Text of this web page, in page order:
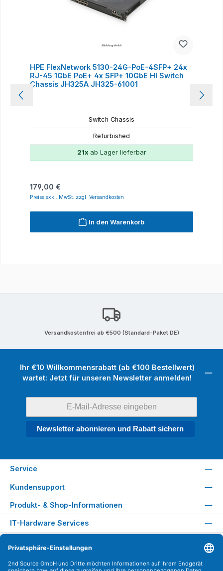
HPE FlexNetwork 5130-24G-PoE-4SFP+ 24x
RJ-45 1GbE PoE+ 4x SFP+ 10GbE HI Switch
Chassis JH325A JH325-61001
Switch Chassis
Refurbished
21xab Lager lieferbar
Regulärer Preis:
179,00 €
Preise exkl. MwSt. zzgl. Versandkosten
In den Warenkorb
Versandkostenfrei ab €500 (Standard-Paket DE)
Ihr €10 Willkommensrabatt (ab €100 Bestellwert)
wartet: Jetzt für unseren Newsletter anmelden!
Newsletter abonnieren und Rabatt sichern
Service
Kundensupport
Produkt- & Shop-Informationen
IT-Hardware Services
Versandarten